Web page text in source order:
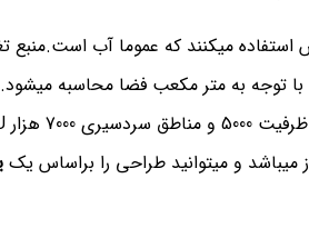
میکنند که عموما آب است.منبع
توجه به متر مکعب فضا محاسبه
و میتوانید طراحی را براساس یک